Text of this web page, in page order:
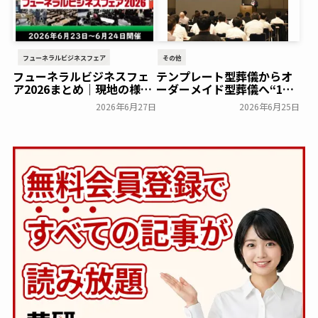
フューネラルビジネスフェア
フューネラルビジネスフェ
ア2026まとめ｜現地の様子
や来場者数などを紹介2026年6月27日
その他
テンプレート型葬儀からオ
ーダーメイド型葬儀へ“100
人いれば100通りのお葬
式”を実現するむすびす代
葬式のむすびす～
2026年6月25日